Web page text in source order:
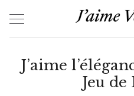
J’aime
Jeu de